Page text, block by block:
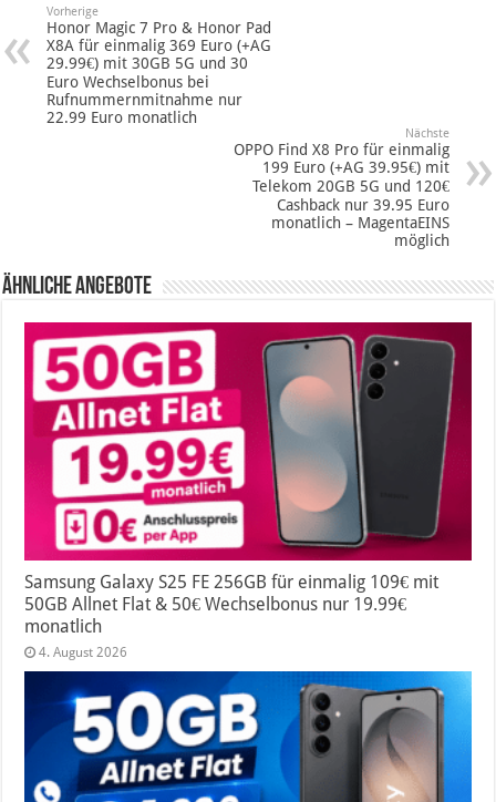
Vorherige
Honor Magic 7 Pro & Honor Pad
X8A für einmalig 369 Euro (+AG
29.99€) mit 30GB 5G und 30
Euro Wechselbonus bei
Rufnummernmitnahme nur
22.99 Euro monatlich
Nächste
OPPO Find X8 Pro für einmalig
199 Euro (+AG 39.95€) mit
Telekom 20GB 5G und 120€
Cashback nur 39.95 Euro
monatlich – MagentaEINS
möglich
Ähnliche Angebote
Samsung Galaxy S25 FE 256GB für einmalig 109€ mit
50GB Allnet Flat & 50€ Wechselbonus nur 19.99€
monatlich
4. August 2026